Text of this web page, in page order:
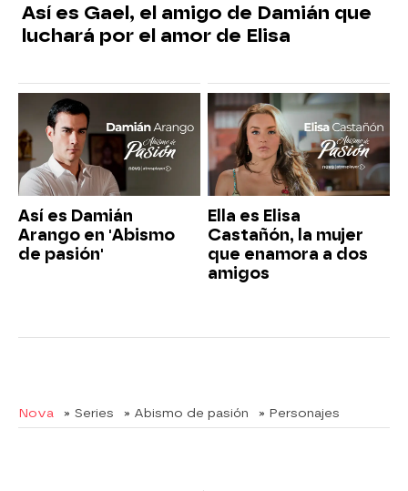
Así es Gael, el amigo de Damián que
luchará por el amor de Elisa
Así es Damián
Arango en 'Abismo
de pasión'
Ella es Elisa
Castañón, la mujer
que enamora a dos
amigos
Nova » Series » Abismo de pasión » Personajes